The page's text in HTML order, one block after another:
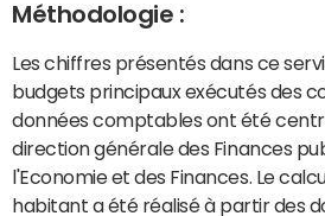
Méthodologie :
Les chiffres présentés dans ce
budgets principaux exécutés des
données comptables ont été
direction générale des Finances
l'Economie et des Finances. Le
habitant a été réalisé à partir des